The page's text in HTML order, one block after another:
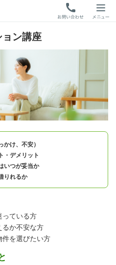
ン講座
け、不安）
・デメリット
いつが妥当か
りれるか
っている方
るか不安な方
件を選びたい方